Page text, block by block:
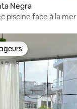
Negra
piscine face à la mer